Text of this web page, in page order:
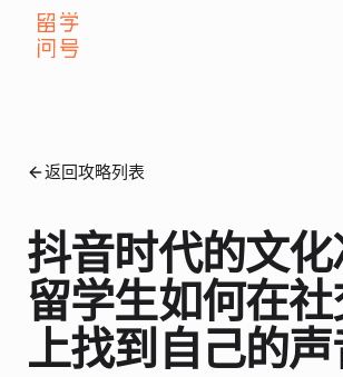
返回攻略列表
抖音时代的文化
留学生如何在
上找到自己的声